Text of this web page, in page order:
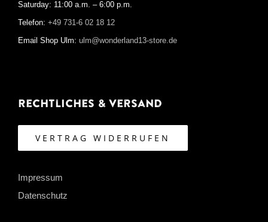
Saturday: 11:00 a.m. – 6:00 p.m.
Telefon: +49 731-6 02 18 12
Email Shop Ulm: ulm@wonderland13-store.de
Rechtliches & Versand
VERTRAG WIDERRUFEN
Impressum
Datenschutz